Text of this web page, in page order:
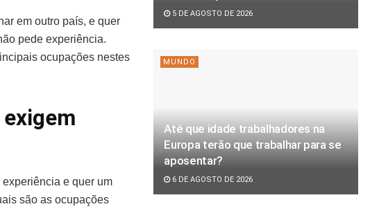
em outro país, e quer
pede experiência.
ocupações nestes
e quer um
são as ocupações
5 DE AGOSTO DE 2026
MUNDO
Até que idade trabalhadores na
Europa terão que trabalhar para se
aposentar?
6 DE AGOSTO DE 2026